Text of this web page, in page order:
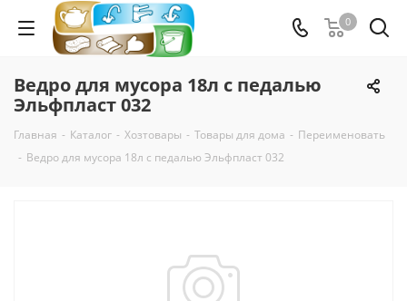
0
Ведро для мусора 18л с педалью
Эльфпласт 032
Главная - Каталог - Хозтовары - Товары для дома - Переименовать
- Ведро для мусора 18л с педалью Эльфпласт 032